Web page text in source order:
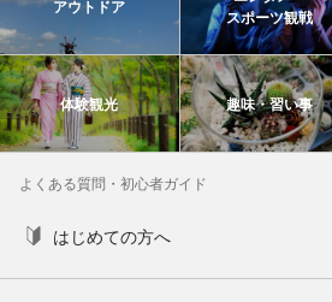
アウトドア
スポーツ観戦
体験観光 趣味・習い事
よくある質問・初心者ガイド
はじめての方へ